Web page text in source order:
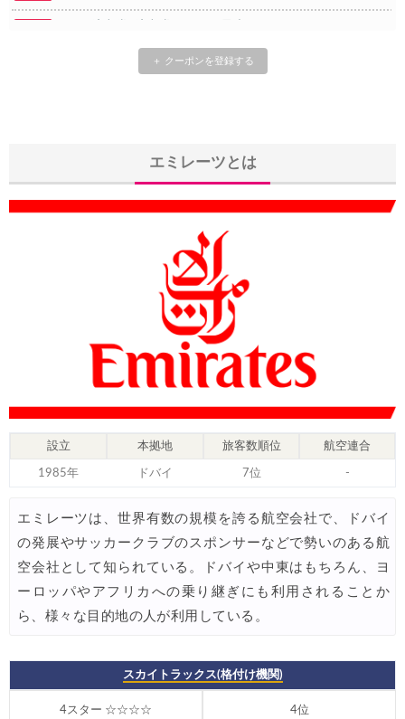
Trip.com) 韓国旅 最大50%OFFセール
Trip.com) 海外航空券1%OFFクーポン TRIP2
楽天トラベル) 海外ツアー 最大10,000円OFFクーポン
Trip.com) 航空券 1,500円OFFクーポン
Trip.com) NY/ロンドン/タイ ホテル 10%OFFクーポン
Trip.com) タイ航空券 10%OFFクーポン
Trip.com) 海外航空券 最大2,500円OFFクーポン
07/23 Trip.com) 航空券＋ホテル 最大5,000円OFFクーポン
07/22 JTB) 海外ツアー(20代) 最大28,000円OFFクーポン
07/21 エアトリ) 航空券+ホテル 最大30,000円OFFクーポン
エアトリ) 海外航空券 最大10,000円OFFクーポン
＋ クーポンを登録する
エミレーツとは
設立 本拠地 旅客数順位 航空連合
1985年 ドバイ 7位 -
エミレーツは、世界有数の規模を誇る航空会社で、ドバイ
の発展やサッカークラブのスポンサーなどで勢いのある航
空会社として知られている。ドバイや中東はもちろん、ヨ
ーロッパやアフリカへの乗り継ぎにも利用されることか
ら、様々な目的地の人が利用している。
スカイトラックス(格付け機関)
4スター ☆☆☆☆ 4位